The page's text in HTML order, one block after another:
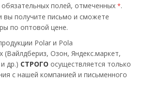
обязательных полей, отмеченных *.
вы получите письмо и сможете
по оптовой цене.
Polar и Pola
(Вайлдбериз, Озон, Яндекс.маркет,
др.) СТРОГО осуществляется только
с нашей компанией и письменного